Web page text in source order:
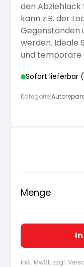
Öle für Außen
Versiegelung für
Kalkfarben
Anti
Isolierfarben
Latexfarben
Silikatfarben
Pflege und
Spezialprodukte
Dichtmassen
den Abziehlack
kann z.B. der
Gegenständen
werden. Ideale
und temporäre
Sofort lieferbar
Kategorie:
Menge
inkl. MwSt. zzgl.